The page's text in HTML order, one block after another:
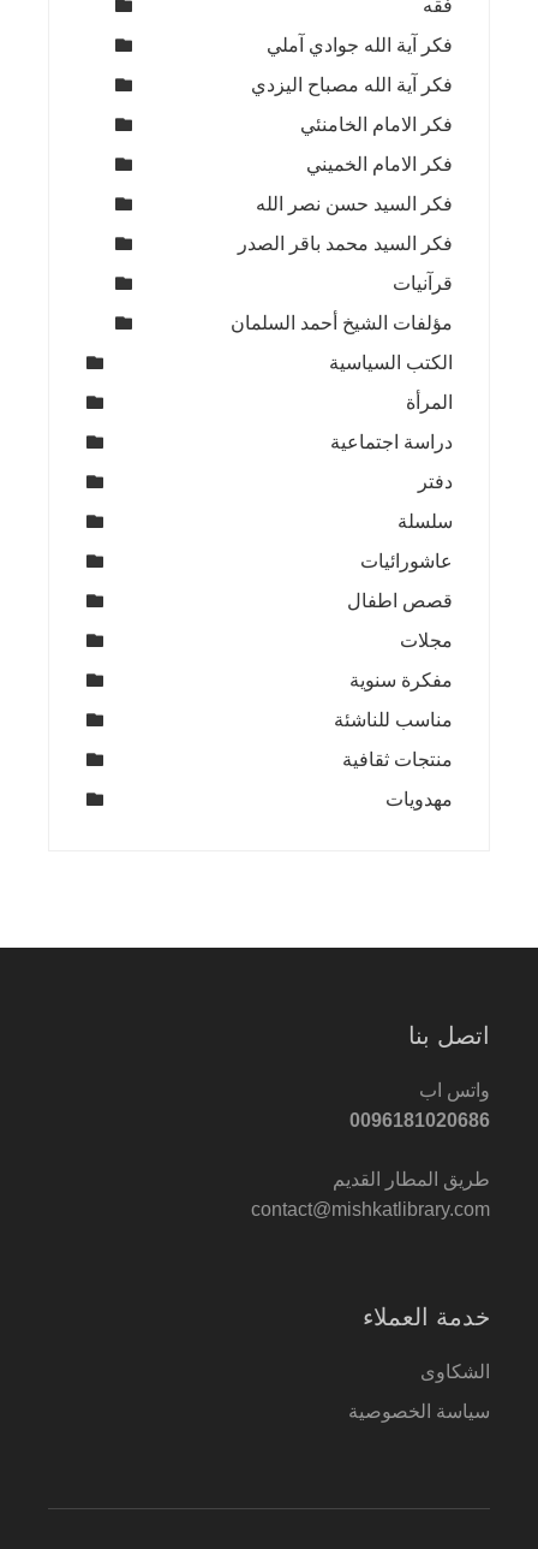
فقه
فكر آية الله جوادي آملي
فكر آية الله مصباح اليزدي
فكر الامام الخامنئي
فكر الامام الخميني
فكر السيد حسن نصر الله
فكر السيد محمد باقر الصدر
قرآنيات
مؤلفات الشيخ أحمد السلمان
الكتب السياسية
المرأة
دراسة اجتماعية
دفتر
سلسلة
عاشورائيات
قصص اطفال
مجلات
مفكرة سنوية
مناسب للناشئة
منتجات ثقافية
مهدويات
اتصل بنا
واتس اب
0096181020686
طريق المطار القديم
contact@mishkatlibrary.com
خدمة العملاء
الشكاوى
سياسة الخصوصية